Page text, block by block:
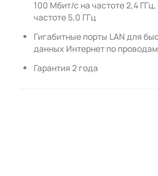
100 Мбит/с на частоте 2,4
частоте 5,0 ГГц
Гигабитные порты LAN для
данных Интернет по проводам
Гарантия 2 года